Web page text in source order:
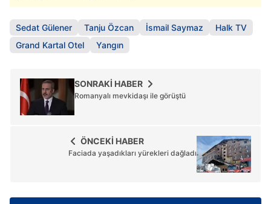
Sedat Gülener Tanju Özcan İsmail Saymaz
Halk TV
Grand Kartal Otel
Yangın
SONRAKİ HABER
Romanyalı mevkidaşı ile görüştü
ÖNCEKİ HABER
Faciada yaşadıkları yürekleri dağladı